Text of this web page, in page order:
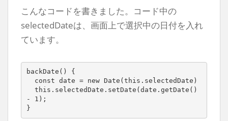
こんなコードを書きました。コード中の
selectedDateは、画面上で選択中の日付を入れ
ています。
backDate() {
- 1);
}